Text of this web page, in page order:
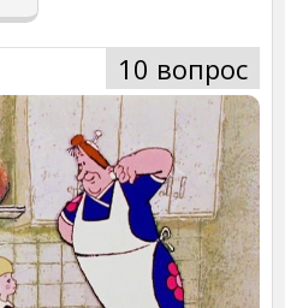
10 вопрос